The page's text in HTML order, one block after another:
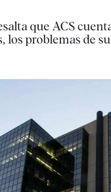
que ACS
los problemas de